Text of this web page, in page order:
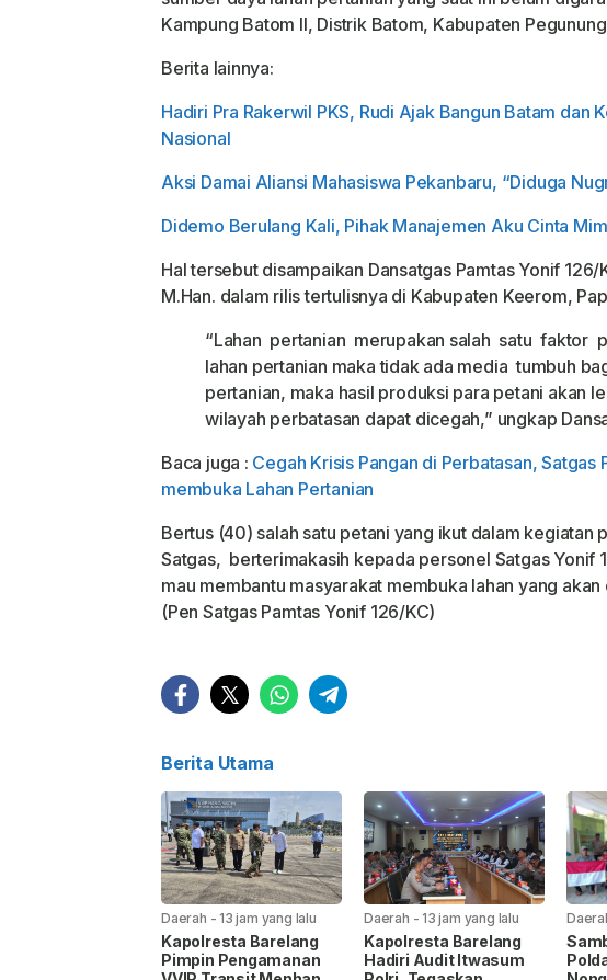
Kampung Batom II, Distrik Batom, Kabupaten
Berita lainnya:
Hadiri Pra Rakerwil PKS, Rudi Ajak Bangun Batam
Nasional
Aksi Damai Aliansi Mahasiswa Pekanbaru, “Diduga
Didemo Berulang Kali, Pihak Manajemen Aku Cinta
Hal tersebut disampaikan Dansatgas Pamtas Yonif
M.Han. dalam rilis tertulisnya di Kabupaten Keerom,
“Lahan pertanian merupakan salah satu faktor
lahan pertanian maka tidak ada media tumbuh
pertanian, maka hasil produksi para petani akan
wilayah perbatasan dapat dicegah,” ungkap
Baca juga : Cegah Krisis Pangan di Perbatasan, Satgas
membuka Lahan Pertanian
Bertus (40) salah satu petani yang ikut dalam kegiatan
Satgas, berterimakasih kepada personel Satgas Yonif
mau membantu masyarakat membuka lahan yang
(Pen Satgas Pamtas Yonif 126/KC)
Berita Utama
Daerah -13 jam yang lalu
Kapolresta Barelang
Pimpin Pengamanan
Daerah -13 jam yang lalu
Kapolresta Barelang
Hadiri Audit Itwasum